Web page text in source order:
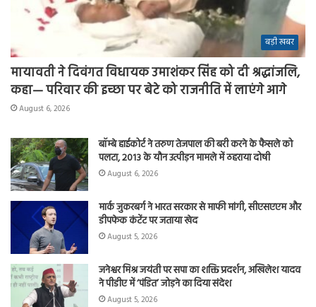
बड़ी खबर
मायावती ने दिवंगत विधायक उमाशंकर सिंह को दी श्रद्धांजलि,
कहा— परिवार की इच्छा पर बेटे को राजनीति में लाएंगे आगे
August 6, 2026
बॉम्बे हाईकोर्ट ने तरुण तेजपाल की बरी करने के फैसले को
पलटा, 2013 के यौन उत्पीड़न मामले में ठहराया दोषी
August 6, 2026
मार्क जुकरबर्ग ने भारत सरकार से माफी मांगी, सीएसएएम और
डीपफेक कंटेंट पर जताया खेद
August 5, 2026
जनेश्वर मिश्र जयंती पर सपा का शक्ति प्रदर्शन, अखिलेश यादव
ने पीडीए में ‘पंडित’ जोड़ने का दिया संदेश
August 5, 2026